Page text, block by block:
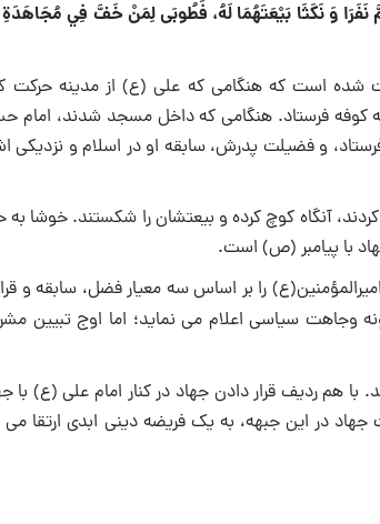
نَفَرَا وَ نَكَثَا بَيْعَتَهُمَا لَهُ، فَطُوبَى لِمَنْ خَفَّ فِي
است که هنگامی که علی (ع) از مدینه حرکت
فرستاد. هنگامی که داخل مسجد شدند، امام
فرستاد، و فضیلت پدرش، سابقه او در اسلام و نزدیکی
آنگاه کوچ کرده و بیعتشان را شکستند. خوشا به
با پیامبر (ص) است.
را بر اساس سه معیار فضل، سابقه و
وجاهت سیاسی اعلام می نماید؛ اما اوج تبیین
هم ردیف قرار دادن جهاد در کنار امام علی (ع) با
در این جبهه، به یک فریضه دینی ابدی ارتقا می